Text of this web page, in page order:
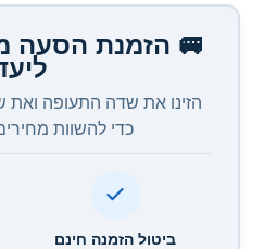
🚐 הזמנת הסעה
הזינו את שדה התעופה ואת
כדי להשוות
ביטול הזמנה חינם